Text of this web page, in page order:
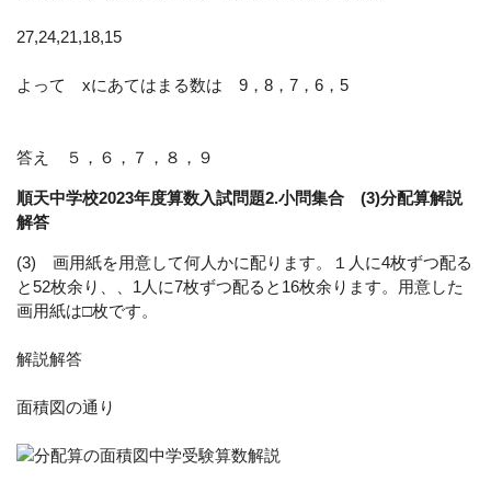
27,24,21,18,15
よって xにあてはまる数は 9，8，7，6，5
答え ５，６，７，８，９
順天中学校2023年度算数入試問題2.小問集合 (3)分配算解説
解答
(3) 画用紙を用意して何人かに配ります。１人に4枚ずつ配る
と52枚余り、、1人に7枚ずつ配ると16枚余ります。用意した
画用紙は□枚です。
解説解答
面積図の通り